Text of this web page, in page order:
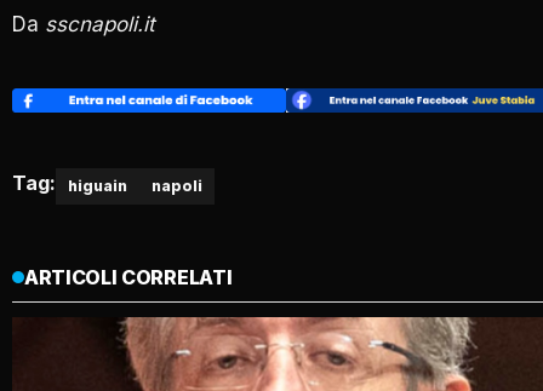
Da sscnapoli.it
Tag: higuain napoli
ARTICOLI CORRELATI